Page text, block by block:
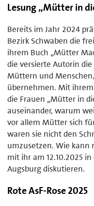
Lesung „Mütter in
Bereits im Jahr 2024
Bezirk Schwaben die
ihrem Buch „Mütter
die versierte Autorin
Müttern und
übernehmen. Mit
die Frauen „Mütter in
auseinander, warum
vor allem Mütter sich
waren sie nicht den
umzusetzen. Wie kann
mit ihr am 12.10.2025
Augsburg diskutieren.
Rote AsF-Rose 2025